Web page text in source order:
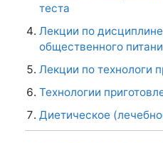
теста
Лекции по
общественного
Лекции по технологи
Технологии
Диетическое